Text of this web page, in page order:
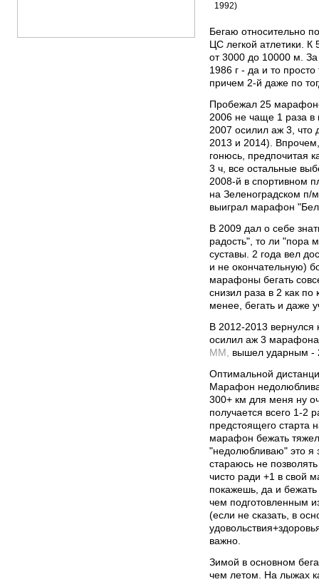
1992)
Бегаю относительно
ЦС легкой атлетики. К
от 3000 до 10000 м.
1986 г - да и то
причем 2-й даже по
Пробежал 25
2006 не чаще 1 раза в
2007 осилил аж 3, что
2013 и 2014).
гонюсь, предпочитая
3 ч, все остальные
2008-й в спортивном
на Зеленоградском п/
выиграл марафон
В 2009 дал о себе
радость", то ли "пора
суставы. 2 года вел
и не окончательную)
марафоны бегать
снизил раза в 2 как по
менее, бегать и даже
В 2012-2013
осилил аж 3
ММ, вышел ударным -
Оптимальной
Марафон
300+ км для меня ну
получается всего 1-2
предстоящего старта
марафон бежать
"недолюбливаю" это я
стараюсь не
чисто ради +1 в свой
покажешь, да и
чем подготовленным
(если не сказать, в
важно.
Зимой в основном
чем летом. На лыжах